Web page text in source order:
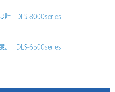
計 DLS-8000series
計 DLS-6500series